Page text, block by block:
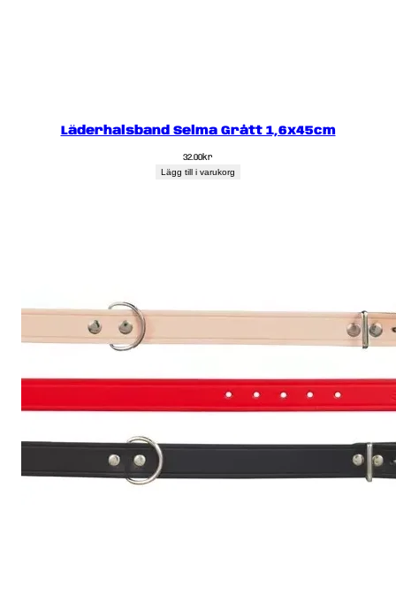
Läderhalsband Selma Grått 1,6x45cm
32.00kr
Lägg till i varukorg